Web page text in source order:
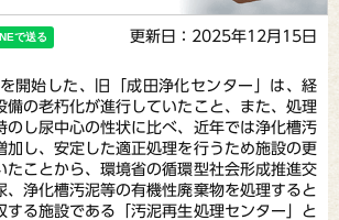
更新日：2025年12月15日
開始した、旧「成田浄化センター」は、経
備の老朽化が進行していたこと、また、処理
のし尿中心の性状に比べ、近年では浄化槽汚
加し、安定した適正処理を行うため施設の更
たことから、環境省の循環型社会形成推進交
、浄化槽汚泥等の有機性廃棄物を処理すると
する施設である「汚泥再生処理センター」と